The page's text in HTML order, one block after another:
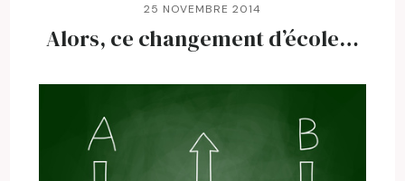
25 NOVEMBRE 2014
Alors, ce changement d’école…